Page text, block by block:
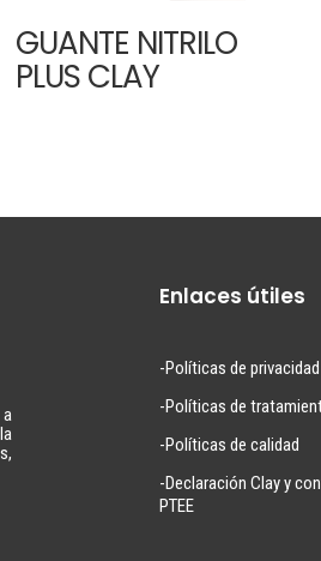
GUANTE NITRILO
PLUS CLAY
Enlaces útiles
-Políticas de privacidad
-Políticas de
-Políticas de calidad
-Declaración Clay y
PTEE